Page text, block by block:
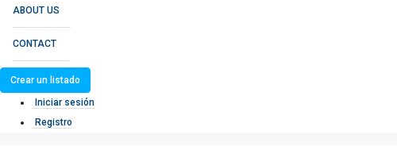
ABOUT US
CONTACT
Crear un listado
Iniciar sesión
Registro